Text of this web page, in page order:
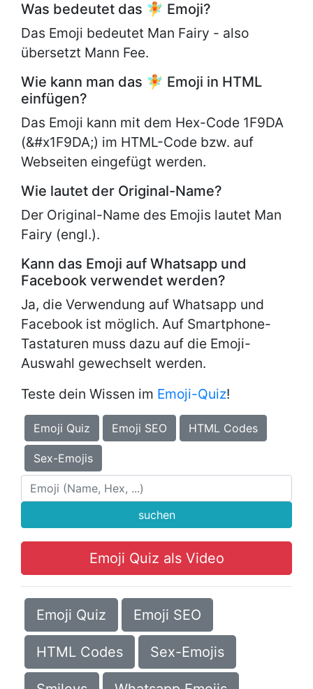
Was bedeutet das 🧚 Emoji?
Das Emoji bedeutet Man Fairy - also
übersetzt Mann Fee.
Wie kann man das 🧚 Emoji in HTML
einfügen?
Das Emoji kann mit dem Hex-Code 1F9DA
(&#x1F9DA;) im HTML-Code bzw. auf
Webseiten eingefügt werden.
Wie lautet der Original-Name?
Der Original-Name des Emojis lautet Man
Fairy (engl.).
Kann das Emoji auf Whatsapp und
Facebook verwendet werden?
Ja, die Verwendung auf Whatsapp und
Facebook ist möglich. Auf Smartphone-
Tastaturen muss dazu auf die Emoji-
Auswahl gewechselt werden.
Teste dein Wissen im Emoji-Quiz!
Emoji Quiz Emoji SEO HTML Codes
Sex-Emojis
suchen
Emoji Quiz als Video
Emoji Quiz Emoji SEO
HTML Codes Sex-Emojis